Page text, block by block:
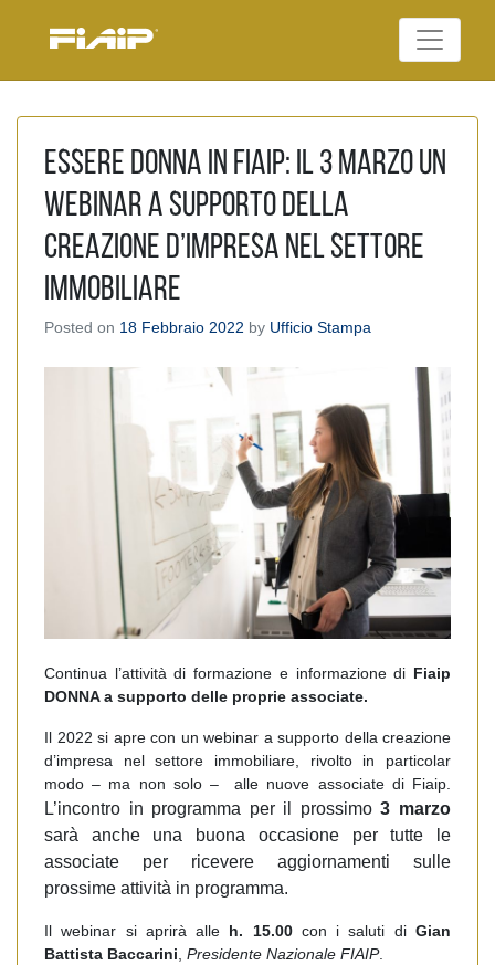
Federazione Italiana
Essere donna in FIAIP: il 3 marzo un
Webinar a supporto della
creazione d’impresa nel settore
immobiliare
Posted on 18 Febbraio 2022 by Ufficio Stampa
Continua l’attività di formazione e informazione di Fiaip
DONNA a supporto delle proprie associate.
Il 2022 si apre con un webinar a supporto della creazione
d’impresa nel settore immobiliare, rivolto in particolar
modo – ma non solo – alle nuove associate di Fiaip.
L’incontro in programma per il prossimo3 marzo
sarà anche una buona occasione per tutte le
associate per ricevere aggiornamenti sulle
prossime attività in programma.
Il webinar si aprirà alle h. 15.00con i saluti diGian
Battista Baccarini, Presidente Nazionale FIAIP.